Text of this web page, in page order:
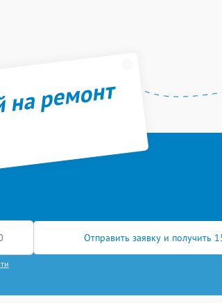
ремонт
Отправить заявку и получить